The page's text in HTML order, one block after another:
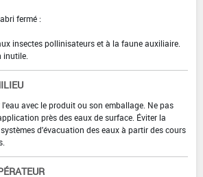
fermé :
insectes pollinisateurs et à la faune auxiliaire.
inutile.
l'eau avec le produit ou son emballage. Ne pas
près des eaux de surface. Éviter la
d'évacuation des eaux à partir des cours